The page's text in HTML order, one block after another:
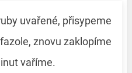
uvařené, přisypeme
znovu zaklopíme
vaříme.